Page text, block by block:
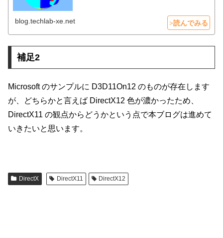
呼ぶと、パフォーマンスの観点から怒られるよう...
blog.techlab-xe.net
補足2
Microsoft のサンプルに D3D11On12 のものが存在します
が、どちらかと言えば DirectX12 色が濃かったため、
DirectX11 の観点からどうかという点で本ブログは進めて
いきたいと思います。
DirectX DirectX11 DirectX12